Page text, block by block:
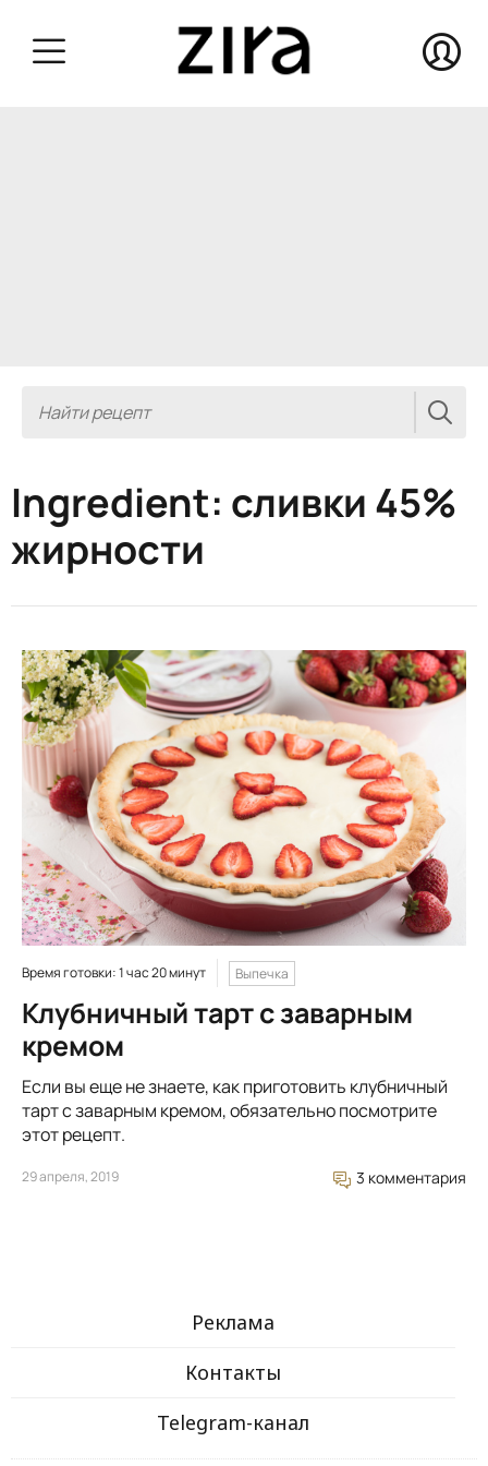
Ingredient: сливки 45%
жирности
Время готовки: 1 час 20 минут Выпечка
Клубничный тарт с заварным
кремом
Если вы еще не знаете, как приготовить клубничный
тарт с заварным кремом, обязательно посмотрите
этот рецепт.
29 апреля, 2019 3 комментария
Реклама
Контакты
Telegram-канал